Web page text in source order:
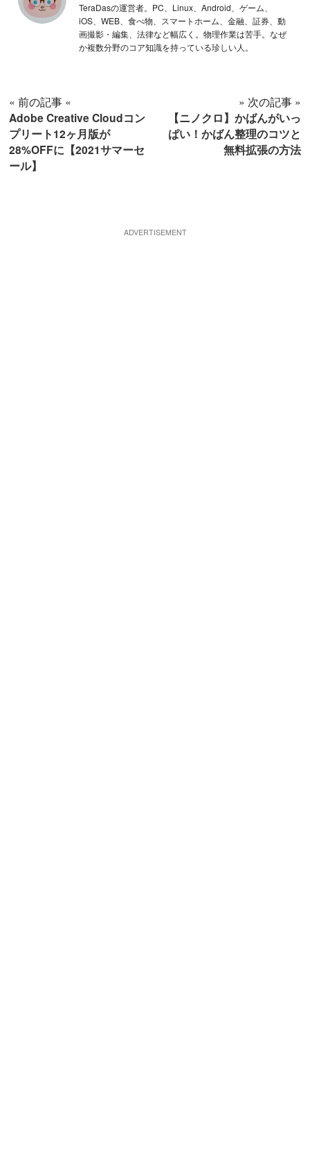
TeraDasの運営者。PC、Linux、Android、ゲーム、
iOS、WEB、食べ物、スマートホーム、金融、証券、動
画撮影・編集、法律など幅広く。物理作業は苦手。なぜ
か複数分野のコア知識を持っている珍しい人。
« 前の記事 «
Adobe Creative Cloudコン
プリート12ヶ月版が
28%OFFに【2021サマーセ
ール】
» 次の記事 »
【ニノクロ】かばんがいっ
ぱい！かばん整理のコツと
無料拡張の方法